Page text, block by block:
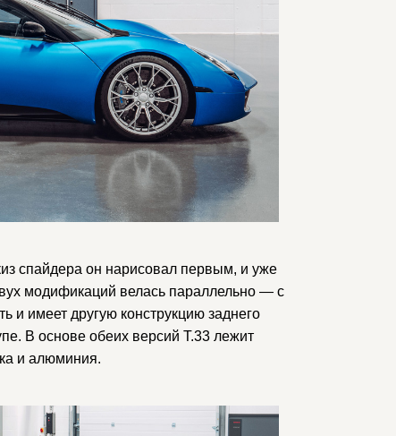
спайдера он нарисовал первым, и уже
модификаций велась параллельно — с
и имеет другую конструкцию заднего
В основе обеих версий T.33 лежит
и алюминия.